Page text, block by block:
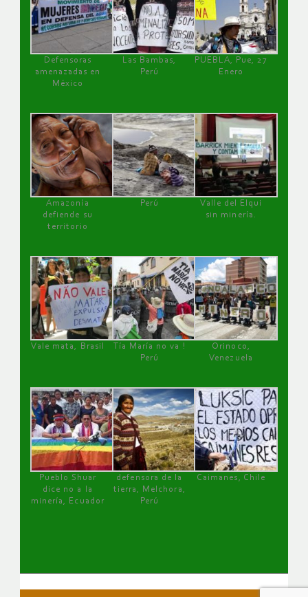
Defensoras
amenazadas en
México
Las Bambas,
Perú
PUEBLA, Pue, 27
Enero
Amazonía
defiende su
territorio
Perú
Valle del Elqui
sin minería.
Vale mata, Brasil
Tía María no va !
Perú
Orinoco,
Venezuela
Pueblo Shuar
dice no a la
minería, Ecuador
defensora de la
tierra, Melchora,
Perú
Caimanes, Chile